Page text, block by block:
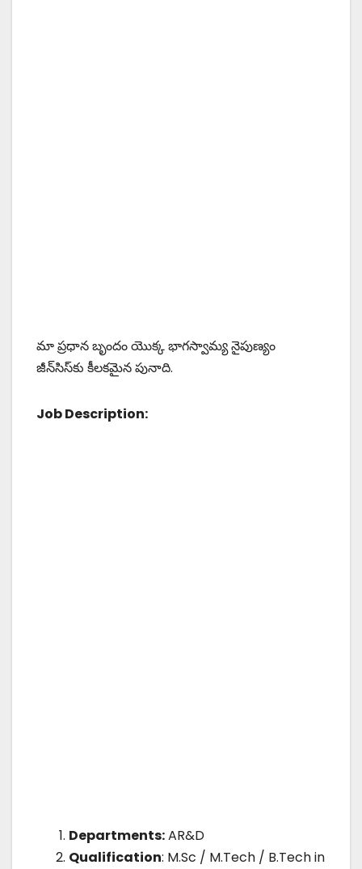
మా ప్రధాన బృందం యొక్క భాగస్వామ్య నైపుణ్యం
జీన్‌సిస్‌కు కీలకమైన పునాది.
Job Description:
Departments:AR&D
Qualification: M.Sc / M.Tech / B.Tech in